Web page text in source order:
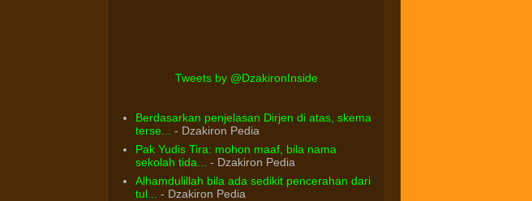
Tweets by @DzakironInside
Berdasarkan penjelasan Dirjen di atas, skema
terse...
- Dzakiron Pedia
Pak Yudis Tira: mohon maaf, bila nama
sekolah tida...
- Dzakiron Pedia
Alhamdulillah bila ada sedikit pencerahan dari
tul...
- Dzakiron Pedia